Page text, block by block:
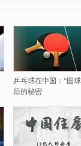
乒乓球在中国：“国
后的秘密